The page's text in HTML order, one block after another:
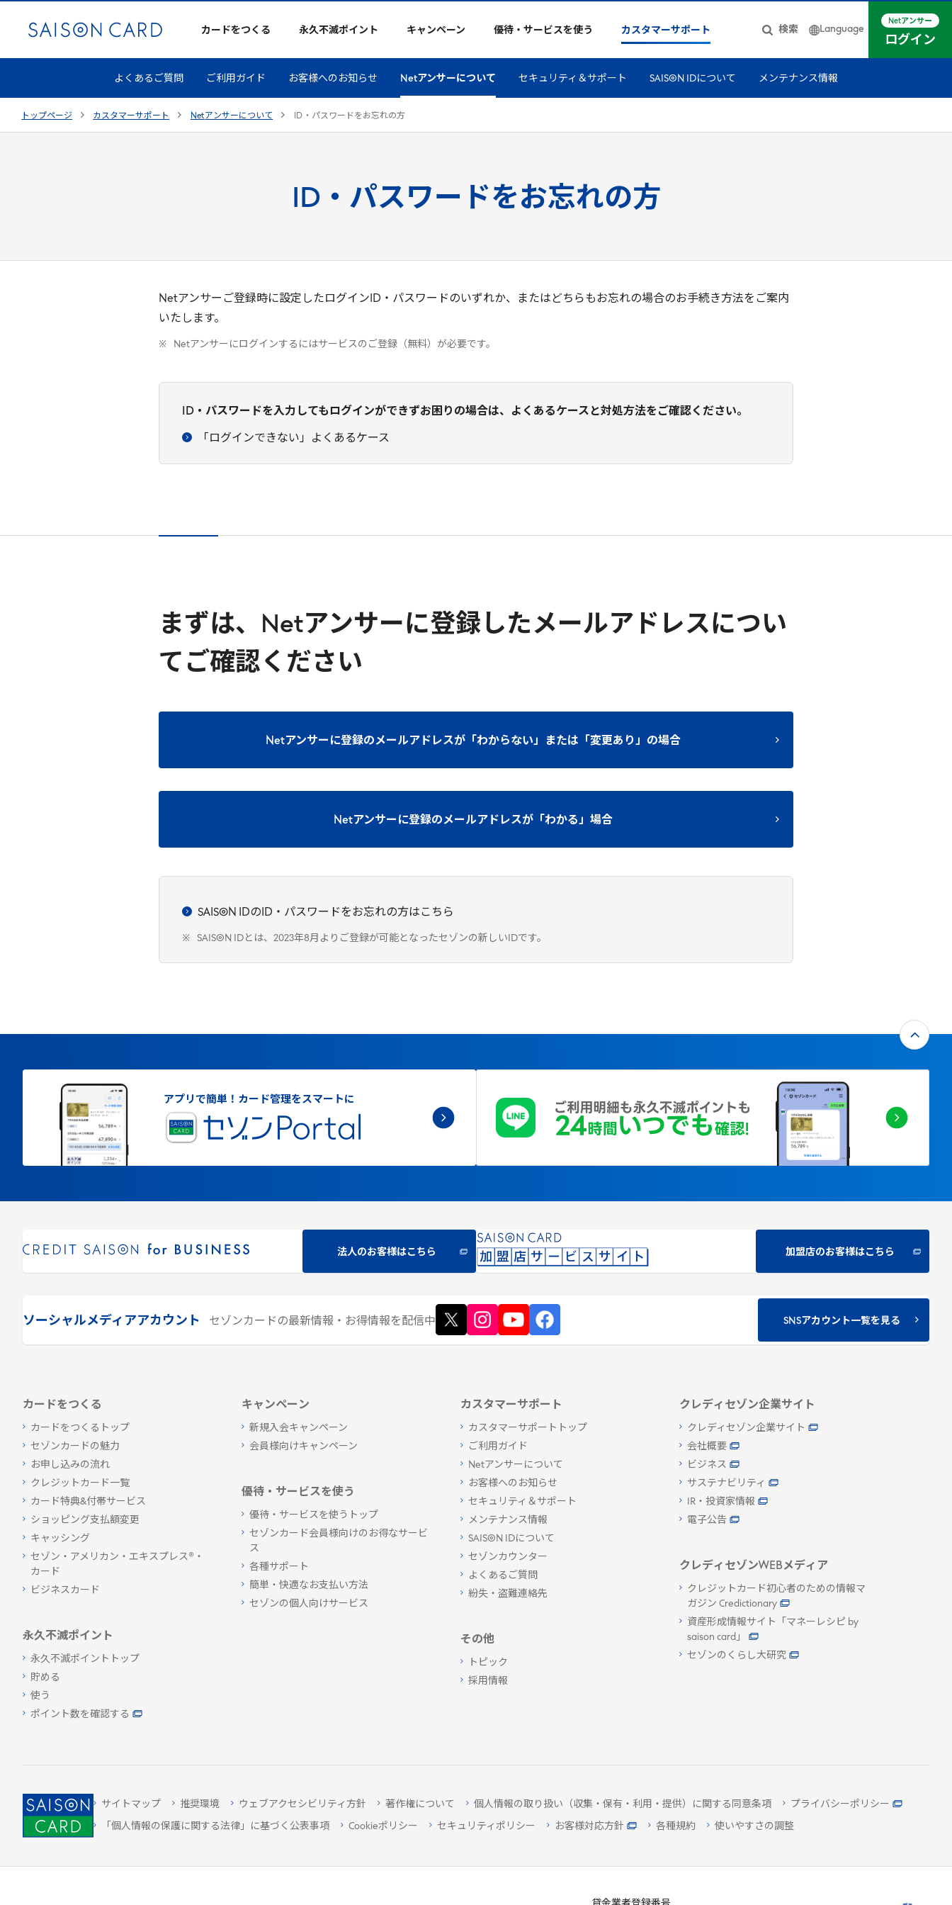
カードをつくる 永久不滅ポイント キャンペーン 優待・サービスを使う カスタマーサポート 検索 Language
Netアンサー
ログイン
よくあるご質問 ご利用ガイド お客様へのお知らせ Netアンサーについて セキュリティ＆サポート SAISON IDについて メンテナンス情報
トップページ カスタマーサポート Net アンサーについて ID ・パスワードをお忘れの方
ID・パスワードをお忘れの方
Netアンサーご登録時に設定したログインID・パスワードのいずれか、またはどちらもお忘れの場合のお手続き方法をご案内
いたします。
Netアンサーにログインするにはサービスのご登録（無料）が必要です。
ID・パスワードを入力してもログインができずお困りの場合は、よくあるケースと対処方法をご確認ください。
「ログインできない」よくあるケース
まずは、Netアンサーに登録したメールアドレスについ
てご確認ください
Netアンサーに登録のメールアドレスが「わからない」または「変更あり」の場合
Netアンサーに登録のメールアドレスが「わかる」場合
SAISON IDのID・パスワードをお忘れの方はこちら
SAISON IDとは、2023年8月よりご登録が可能となったセゾンの新しいIDです。
アプリで簡単！ カード管理をスマートに
法人のお客様はこちら 加盟店のお客様はこちら
ソーシャルメディアアカウント セゾンカードの最新情報 ・お得情報を配信中 SNSアカウント一覧を見る
カードをつくる
カードをつくるトップ
セゾンカードの魅力
お申し込みの流れ
クレジットカード一覧
カード特典&付帯サービス
ショッピング支払額変更
キャッシング
セゾン・アメリカン・エキスプレス®・
カード
ビジネスカード
永久不滅ポイント
永久不滅ポイントトップ
貯める
使う
ポイント数を確認する
キャンペーン
新規入会キャンペーン
会員様向けキャンペーン
優待・サービスを使う
優待・サービスを使うトップ
セゾンカード会員様向けのお得なサービ
ス
各種サポート
簡単・快適なお支払い方法
セゾンの個人向けサービス
カスタマーサポート
カスタマーサポートトップ
ご利用ガイド
Netアンサーについて
お客様へのお知らせ
セキュリティ＆サポート
メンテナンス情報
SAISON IDについて
セゾンカウンター
よくあるご質問
紛失・盗難連絡先
その他
トピック
採用情報
クレディセゾン企業サイト
クレディセゾン企業サイト
会社概要
ビジネス
サステナビリティ
IR・投資家情報
電子公告
クレディセゾンWEBメディア
クレジットカード初心者のための情報マ
ガジン Credictionary
資産形成情報サイト「マネーレシピ by
saison card」
セゾンのくらし大研究
サイトマップ 推奨環境 ウェブアクセシビリティ方針 著作権について 個人情報の取り扱い（収集・保有・利用・提供）に関する同意条項 プライバシーポリシー
「個人情報の保護に関する法律」に基づく公表事項 Cookieポリシー セキュリティポリシー お客様対応方針 各種規約 使いやすさの調整